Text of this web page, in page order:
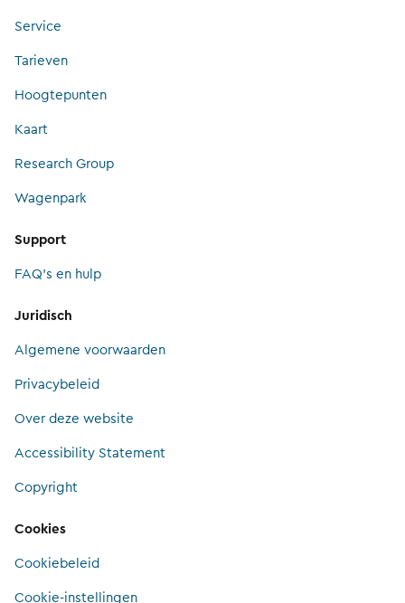
Service
Tarieven
Hoogtepunten
Kaart
Research Group
Wagenpark
Support
FAQ's en hulp
Juridisch
Algemene voorwaarden
Privacybeleid
Over deze website
Accessibility Statement
Copyright
Cookies
Cookiebeleid
Cookie-instellingen